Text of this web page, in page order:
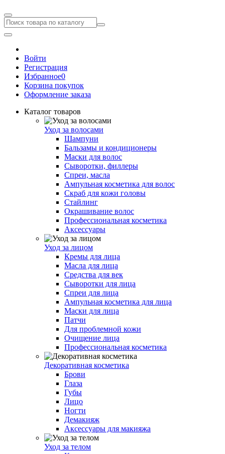
Войти
Регистрация
Избранное0
Корзина покупок
Оформление заказа
Каталог товаров
Уход за волосами
Шампуни
Бальзамы и кондиционеры
Маски для волос
Сыворотки, филлеры
Спреи, масла
Ампульная косметика для волос
Скраб для кожи головы
Стайлинг
Окрашивание волос
Профессиональная косметика
Аксессуары
Уход за лицом
Кремы для лица
Масла для лица
Средства для век
Сыворотки для лица
Спреи для лица
Ампульная косметика для лица
Маски для лица
Патчи
Для проблемной кожи
Очищение лица
Профессиональная косметика
Декоративная косметика
Брови
Глаза
Губы
Лицо
Ногти
Демакияж
Аксессуары для макияжа
Уход за телом